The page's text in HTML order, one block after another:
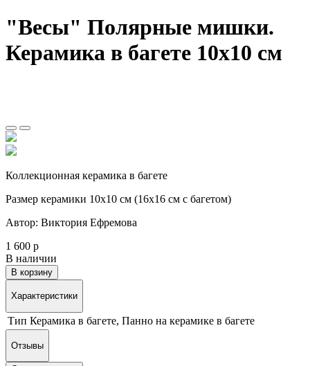
"Весы" Полярные мишки.
Керамика в багете 10х10 см
Коллекционная керамика в багете
Размер керамики 10х10 см (16х16 см с багетом)
Автор: Виктория Ефремова
1 600 р
В наличии
В корзину
Характеристики
Тип Керамика в багете, Панно на керамике в багете
Отзывы